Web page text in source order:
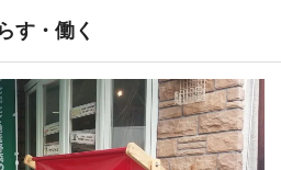
す・働く